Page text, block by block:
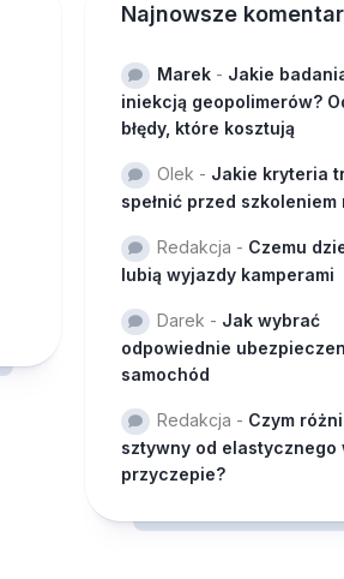
Najnowsze
Marek - Jakie
iniekcją geopolimerów?
błędy, które kosztują
Olek - Jakie kryteria
spełnić przed szkoleniem
Redakcja - Czemu
lubią wyjazdy kamperami
Darek - Jak wybrać
odpowiednie
samochód
Redakcja - Czym
sztywny od elastycznego
przyczepie?